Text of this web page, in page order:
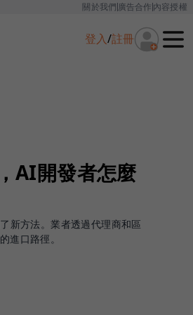
關於我們廣告合作內容授權
登入/註冊
AI開發者怎麼
新方法。業者透過代理商和區
進口路徑。